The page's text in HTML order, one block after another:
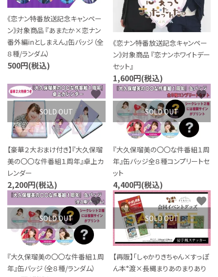
《恋ナン特番放送記念キャンペー
ン》対象商品 『あまたか×恋ナン
番外編inとしまえん』缶バッジ（全
８種/ランダム）
500円(税込)
《恋ナン特番放送記念キャンペー
ン》対象商品 『恋ナンホワイトデー
セット』
1,600円(税込)
SOLD OUT
【豪華２大おまけ付き】『大久保瑠
美の〇〇な件番組１周年』卓上カ
レンダー
2,200円(税込)
favorite
SOLD OUT
『大久保瑠美の〇〇な件番組１周
年』缶バッジ全８種コンプリートセ
ット
4,400円(税込)
favorite
SOLD OUT
『大久保瑠美の〇〇な件番組１周
年』缶バッジ（全８種/ランダム）
favorite
SOLD OUT
【再販】「しゃかりきちゃん×すっぽ
ん本°渡×長縄まりあのまりあり
favorite